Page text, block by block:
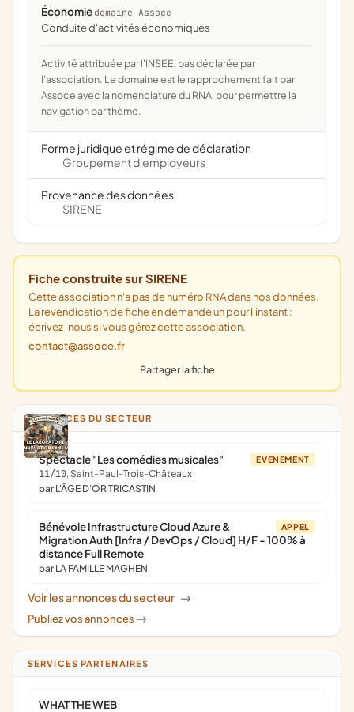
Économie domaine Assoce
conduite d'activités économiques
Activité attribuée par l'INSEE, pas déclarée par
l'association. Le domaine est le rapprochement fait par
Assoce avec la nomenclature du RNA, pour permettre la
navigation par thème.
Forme juridique et régime de déclaration
Groupement d'employeurs
Provenance des données
SIRENE
Fiche construite sur SIRENE
Cette association n'a pas de numéro RNA dans nos données.
La revendication de fiche en demande un pour l'instant :
écrivez-nous si vous gérez cette association.
contact@assoce.fr
Partager la fiche
ANNONCES DU SECTEUR
EVENEMENT
Spectacle "Les comédies musicales"
11/10, Saint-Paul-Trois-Châteaux
par L'ÂGE D'OR TRICASTIN
APPEL
Bénévole Infrastructure Cloud Azure &
Migration Auth [Infra / DevOps / Cloud] H/F - 100% à
distance Full Remote
par LA FAMILLE MAGHEN
Voir les annonces du secteur ->
Publiez vos annonces ->
SERVICES PARTENAIRES
WHAT THE WEB